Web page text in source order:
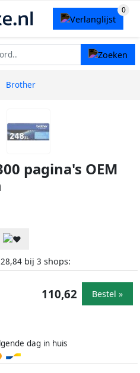
Brother
pagina's OEM
bij 3 shops:
dag in huis
110,62 Bestel »